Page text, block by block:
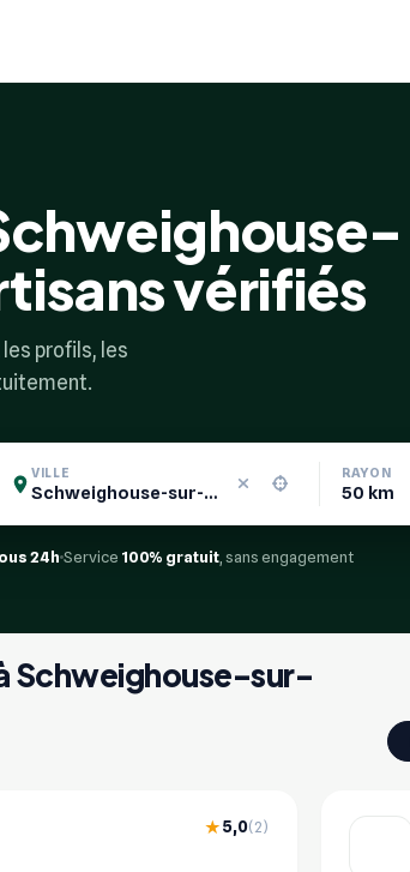
vérifiés
profils, les
VILLE RAYON
24h Service 100% gratuit , sans engagement
Schweighouse-sur-
★5,0(2)